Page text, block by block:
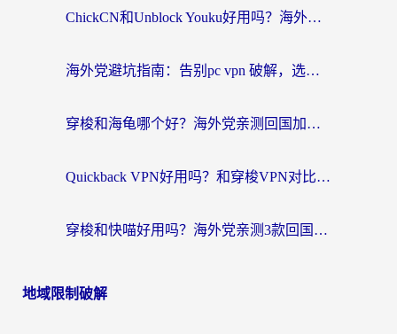
ChickCN和Unblock Youku好用吗？海外党亲测3款回国加速器，附iOS免费选择指南
海外党避坑指南：告别pc vpn 破解，选对回国加速器轻松访问国内资源
穿梭和海龟哪个好？海外党亲测回国加速器，附电脑免费VPN推荐
Quickback VPN好用吗？和穿梭VPN对比哪个回国效果更好？海外党必看的真实测评与选择指南
穿梭和快喵好用吗？海外党亲测3款回国加速器，附日本回国VPN避坑指南
地域限制破解